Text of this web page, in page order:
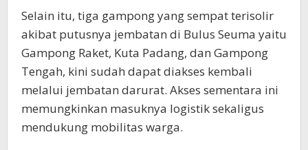
Selain itu, tiga gampong yang sempat terisolir
akibat putusnya jembatan di Bulus Seuma yaitu
Gampong Raket, Kuta Padang, dan Gampong
Tengah, kini sudah dapat diakses kembali
melalui jembatan darurat. Akses sementara ini
memungkinkan masuknya logistik sekaligus
mendukung mobilitas warga.